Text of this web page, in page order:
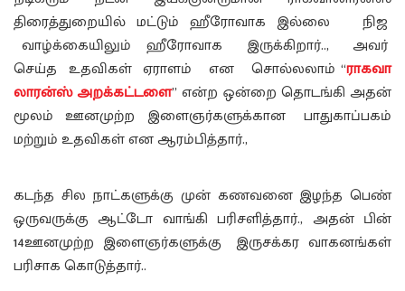
திரைத்துறையில் மட்டும் ஹீரோவாக இல்லை நிஜ
வாழ்க்கையிலும் ஹீரோவாக இருக்கிறார்.., அவர்
செய்த உதவிகள் ஏராளம் என சொல்லலாம் “ராகவா
லாரன்ஸ் அறக்கட்டளை” என்ற ஒன்றை தொடங்கி அதன்
மூலம் ஊனமுற்ற இளைஞர்களுக்கான பாதுகாப்பகம்
மற்றும் உதவிகள் என ஆரம்பித்தார்.,
கடந்த சில நாட்களுக்கு முன் கணவனை இழந்த பெண்
ஒருவருக்கு ஆட்டோ வாங்கி பரிசளித்தார்., அதன் பின்
14ஊனமுற்ற இளைஞர்களுக்கு இருசக்கர வாகனங்கள்
பரிசாக கொடுத்தார்..